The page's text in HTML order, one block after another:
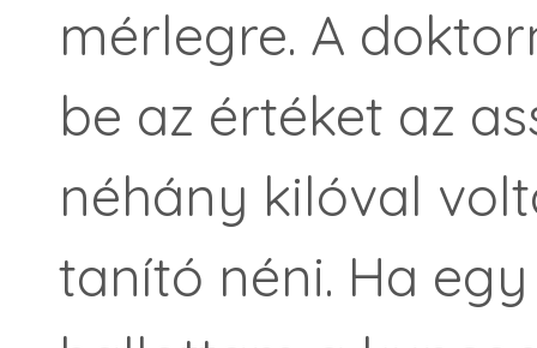
mérlegre. A
be az értéket az
néhány kilóval
tanító néni. Ha